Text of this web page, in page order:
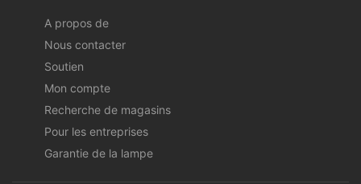
A propos de
Nous contacter
Soutien
Mon compte
Recherche de magasins
Pour les entreprises
Garantie de la lampe